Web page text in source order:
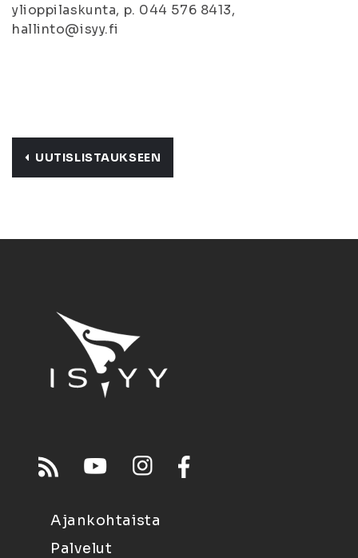
ylioppilaskunta, p. 044 576 8413,
hallinto@isyy.fi
UUTISLISTAUKSEEN
Ajankohtaista
Palvelut